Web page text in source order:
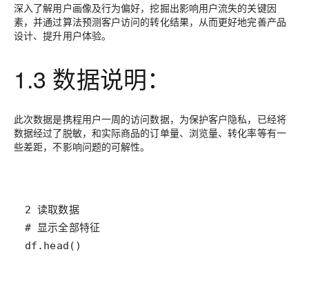
深入了解用户画像及行为偏好，挖掘出影响用户流失的关键因
素，并通过算法预测客户访问的转化结果，从而更好地完善产品
设计、提升用户体验。
1.3 数据说明：
此次数据是携程用户一周的访问数据，为保护客户隐私，已经将
数据经过了脱敏，和实际商品的订单量、浏览量、转化率等有一
些差距，不影响问题的可解性。
2 读取数据
df.head()